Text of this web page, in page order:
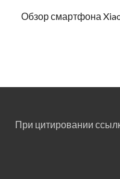
Обзор смартфона
При цитировании